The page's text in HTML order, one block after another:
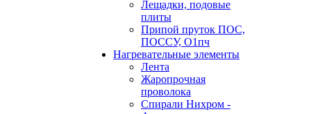
Лещадки, подовые
плиты
Припой пруток ПОС,
ПОССУ, О1пч
Нагревательные элементы
Лента
Жаропрочная
проволока
Спирали Нихром -